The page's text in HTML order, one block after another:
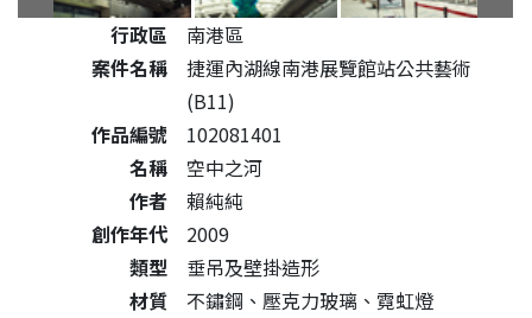
公共藝術作品詳細資料
行政區
南港區
案件名稱
捷運內湖線南港展覽館站公共藝術
(B11)
作品編號
102081401
名稱
空中之河
作者
賴純純
創作年代
2009
類型
垂吊及壁掛造形
材質
不鏽鋼、壓克力玻璃、霓虹燈